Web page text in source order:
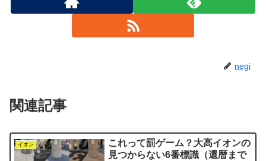
negi
関連記事
イオン
これって罰ゲーム？大高イオンの
見つからない6番標識（還暦まで